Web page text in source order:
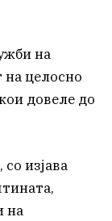
на
на целосно
довеле до
изјава
на